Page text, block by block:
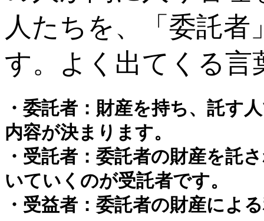
人たちを、「委託
す。よく出てくる
・委託者：財産を持ち、託す
内容が決まります。
・受託者：委託者の財産を託
いていくのが受託者です。
・受益者：委託者の財産によ